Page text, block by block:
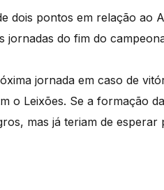
dois pontos em relação ao
jornadas do fim do
jornada em caso de
o Leixões. Se a formação
mas já teriam de esperar